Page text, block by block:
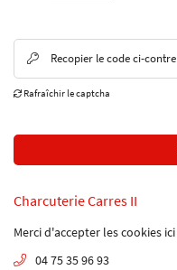
SAVOIR FAIRE
PRODUITS
 Recopier le code ci-contre
 Rafraîchir le captcha
Charcuterie Carres II
Merci d'accepter les cookies ici
04 75 35 96 93